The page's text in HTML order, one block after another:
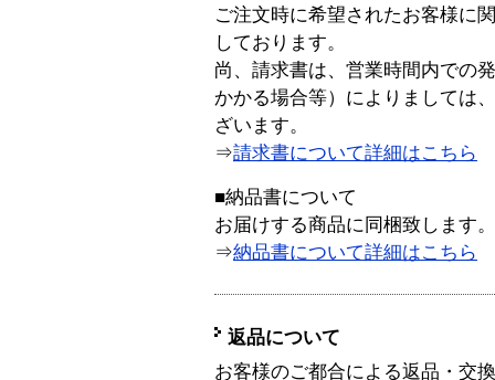
ご注文時に希望されたお客様に
しております。
尚、請求書は、営業時間内での
かかる場合等）によりましては
ざいます。
⇒請求書について詳細はこちら
■納品書について
お届けする商品に同梱致します。
⇒納品書について詳細はこちら
返品について
お客様のご都合による返品・交